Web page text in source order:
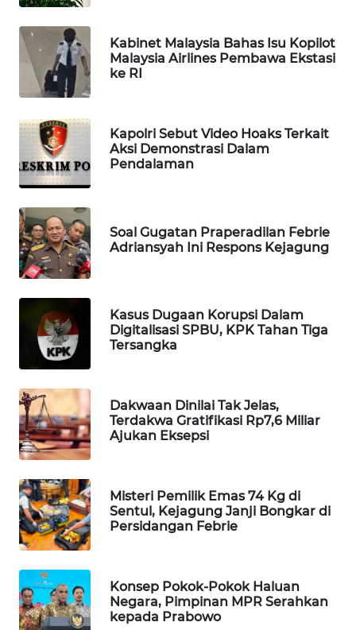
Kabinet Malaysia Bahas Isu Kopilot
Malaysia Airlines Pembawa Ekstasi
ke RI
Kapolri Sebut Video Hoaks Terkait
Aksi Demonstrasi Dalam
Pendalaman
Soal Gugatan Praperadilan Febrie
Adriansyah Ini Respons Kejagung
Kasus Dugaan Korupsi Dalam
Digitalisasi SPBU, KPK Tahan Tiga
Tersangka
Dakwaan Dinilai Tak Jelas,
Terdakwa Gratifikasi Rp7,6 Miliar
Ajukan Eksepsi
Misteri Pemilik Emas 74 Kg di
Sentul, Kejagung Janji Bongkar di
Persidangan Febrie
Konsep Pokok-Pokok Haluan
Negara, Pimpinan MPR Serahkan
kepada Prabowo
WAHANA
LISTRIK
WAHANA
WAHANA
TV
WAHANANEWS
ID
WAHANANEWS
WAHANANEWS
NET
WAHANA
SPORT
WAHANA
UMKM
WAHANA
SELEB
PERSONA
WAHANA